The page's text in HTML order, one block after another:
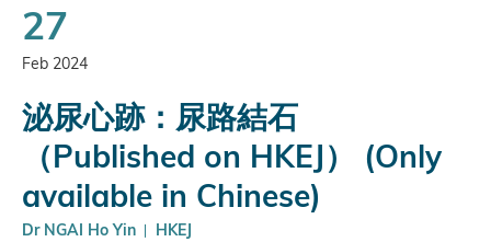
27
Feb 2024
泌尿心跡：尿路結石
（Published on HKEJ） (Only
available in Chinese)
Dr NGAI Ho Yin HKEJ